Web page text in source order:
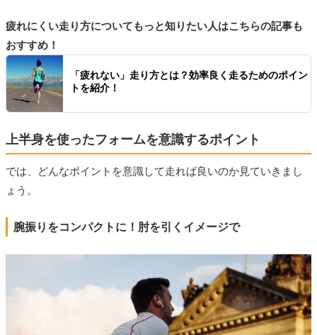
疲れにくい走り方についてもっと知りたい人はこちらの記事も
おすすめ！
「疲れない」走り方とは？効率良く走るためのポイン
トを紹介！
上半身を使ったフォームを意識するポイント
では、どんなポイントを意識して走れば良いのか見ていきまし
ょう。
腕振りをコンパクトに！肘を引くイメージで